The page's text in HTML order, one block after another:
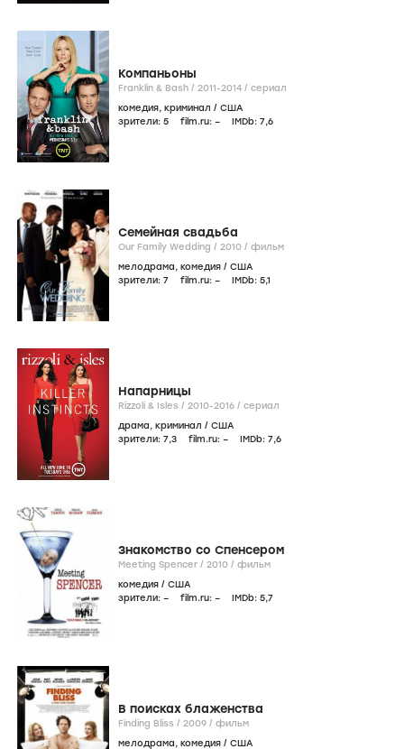
Компаньоны
Franklin & Bash / 2011-2014 / сериал
комедия, криминал / США
зрители: 5 film.ru: – IMDb: 7,6
Семейная свадьба
Our Family Wedding / 2010 / фильм
мелодрама, комедия / США
зрители: 7 film.ru: – IMDb: 5,1
Напарницы
Rizzoli & Isles / 2010-2016 / сериал
драма, криминал / США
зрители: 7,3 film.ru: – IMDb: 7,6
Знакомство со Спенсером
Meeting Spencer / 2010 / фильм
комедия / США
зрители: – film.ru: – IMDb: 5,7
В поисках блаженства
Finding Bliss / 2009 / фильм
мелодрама, комедия / США